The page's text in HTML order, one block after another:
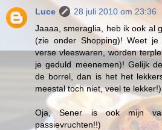
Luce
28 juli 2010 om 23:36
Jaaaa, smeraglia, heb ik ook al
(zie onder Shopping)! Weet
verse vleeswaren, worden
je geduld meenemen)! Gelijk
de borrel, dan is het het
meestal toch niet, veel te lekker!)
Oja, Sener is ook mijn
passievruchten!!)